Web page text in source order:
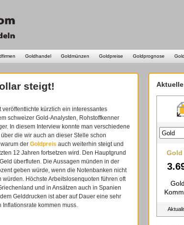
Goldhandel Goldmünzen Goldpreise Goldprognose
steigt!
veröffentlichte kürzlich ein interessantes
schweizer Gold-Analysten, Rohstoffkenner
In diesem Interview konnte man verschiedene
die wir auch an dieser Stelle schon
der Goldpreis auch weiterhin steigt und
12 Jahren fortsetzen wird. Den Hauptgrund
überfluten. Die Aussagen münden in der
geben würde, wenn die Notenbanken nicht
Höchste Arbeitslosenquoten führen oft
und in Ansätzen auch in Spanien
Gelddrucken ist aber auf Dauer eine sehr
kommen muss.